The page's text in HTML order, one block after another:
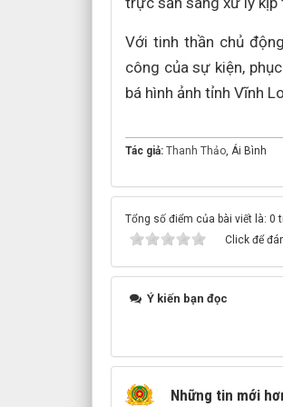
Với tinh thần chủ
công của sự kiện,
bá hình ảnh tỉnh Vĩnh
Tác giả: Thanh Thảo, Ái Bình
Tổng số điểm của bài viết là: 0
Click để
Ý kiến bạn đọc
Những tin mới